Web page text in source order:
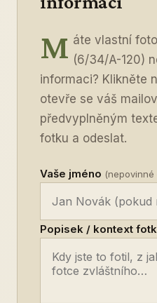
M áte vlastní
(6/34/A-120)
informaci? Klikněte
otevře se váš
předvyplněným
fotku a odeslat.
Vaše jméno
Popisek / kontext